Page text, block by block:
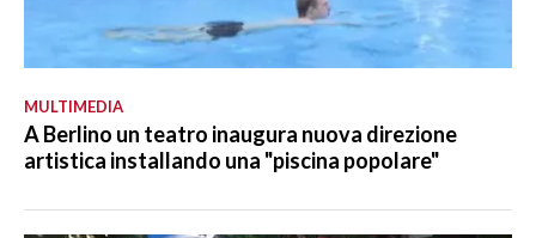
MULTIMEDIA
A Berlino un teatro inaugura nuova direzione
artistica installando una "piscina popolare"